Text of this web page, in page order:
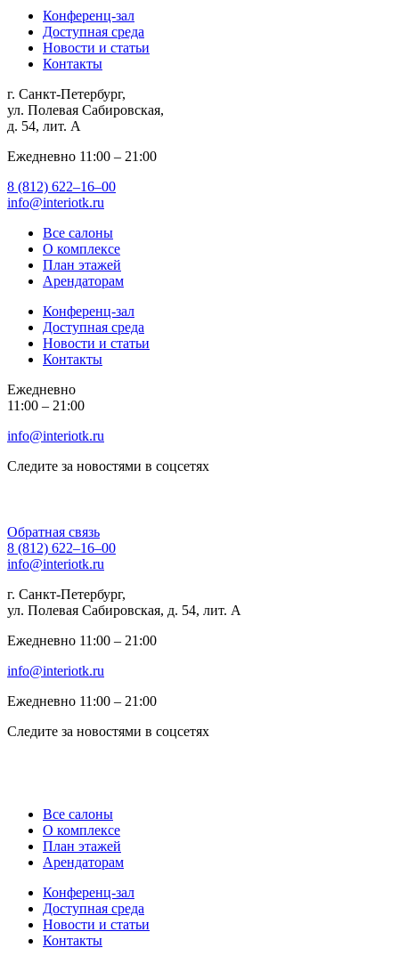
Конференц-зал
Доступная среда
Новости и статьи
Контакты
г. Санкт-Петербург,
ул. Полевая Сабировская,
д. 54, лит. А
Ежедневно 11:00 ‒ 21:00
8 (812) 622‒16‒00
info@interiotk.ru
Все салоны
О комплексе
План этажей
Арендаторам
Конференц-зал
Доступная среда
Новости и статьи
Контакты
Ежедневно
11:00 ‒ 21:00
info@interiotk.ru
Следите за новостями в соцсетях
Обратная связь
8 (812) 622‒16‒00
info@interiotk.ru
г. Санкт-Петербург,
ул. Полевая Сабировская, д. 54, лит. А
Ежедневно 11:00 ‒ 21:00
info@interiotk.ru
Ежедневно 11:00 ‒ 21:00
Следите за новостями в соцсетях
Все салоны
О комплексе
План этажей
Арендаторам
Конференц-зал
Доступная среда
Новости и статьи
Контакты